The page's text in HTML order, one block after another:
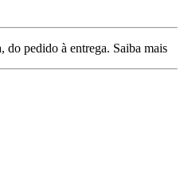
do pedido à entrega. Saiba mais